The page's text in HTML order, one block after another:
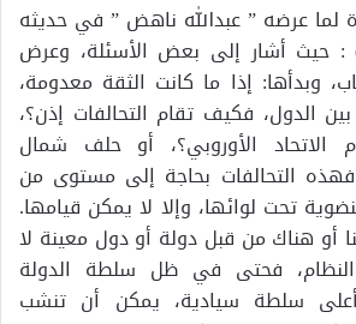
لما عرضه ” عبدالله ناهض ” في حديثه
حيث أشار إلى بعض الأسئلة، وعرض
وبدأها: إذا ما كانت الثقة معدومة،
الدول، فكيف تقام التحالفات إذن؟،
الاتحاد الأوروبي؟، أو حلف شمال
فهذه التحالفات بحاجة إلى مستوى من
تحت لوائها، وإلا لا يمكن قيامها.
أو هناك من قبل دولة أو دول معينة لا
فحتى في ظل سلطة الدولة
أعلى سلطة سيادية، يمكن أن تنشب